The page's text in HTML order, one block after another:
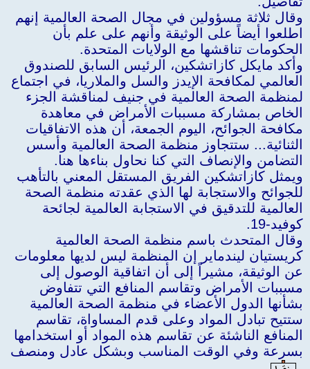
وقال ثلاثة مسؤولين في مجال الصحة العالمية إنهم
اطلعوا أيضاً على الوثيقة وأنهم على علم بأن
الحكومات تناقشها مع الولايات المتحدة.
وأكد مايكل كازاتشكين، الرئيس السابق للصندوق
العالمي لمكافحة الإيدز والسل والملاريا، في اجتماع
لمنظمة الصحة العالمية في جنيف لمناقشة الجزء
الخاص بمشاركة مسببات الأمراض في معاهدة
مكافحة الجوائح، اليوم الجمعة، أن هذه الاتفاقيات
الثنائية... ستتجاوز منظمة الصحة العالمية وأسس
التضامن والإنصاف التي كنا نحاول بناءها هنا.
ويمثل كازاتشكين الفريق المستقل المعني بالتأهب
للجوائح والاستجابة لها الذي عقدته منظمة الصحة
العالمية للتدقيق في الاستجابة العالمية لجائحة
كوفيد-19.
وقال المتحدث باسم منظمة الصحة العالمية
كريستيان ليندماير إن المنظمة ليس لديها معلومات
عن الوثيقة، مشيراً إلى أن اتفاقية الوصول إلى
مسببات الأمراض وتقاسم المنافع التي تتفاوض
بشأنها الدول الأعضاء في منظمة الصحة العالمية
ستتيح تبادل المواد وعلى قدم المساواة، تقاسم
المنافع الناشئة عن تقاسم هذه المواد أو استخدامها
بسرعة وفي الوقت المناسب وبشكل عادل ومنصف